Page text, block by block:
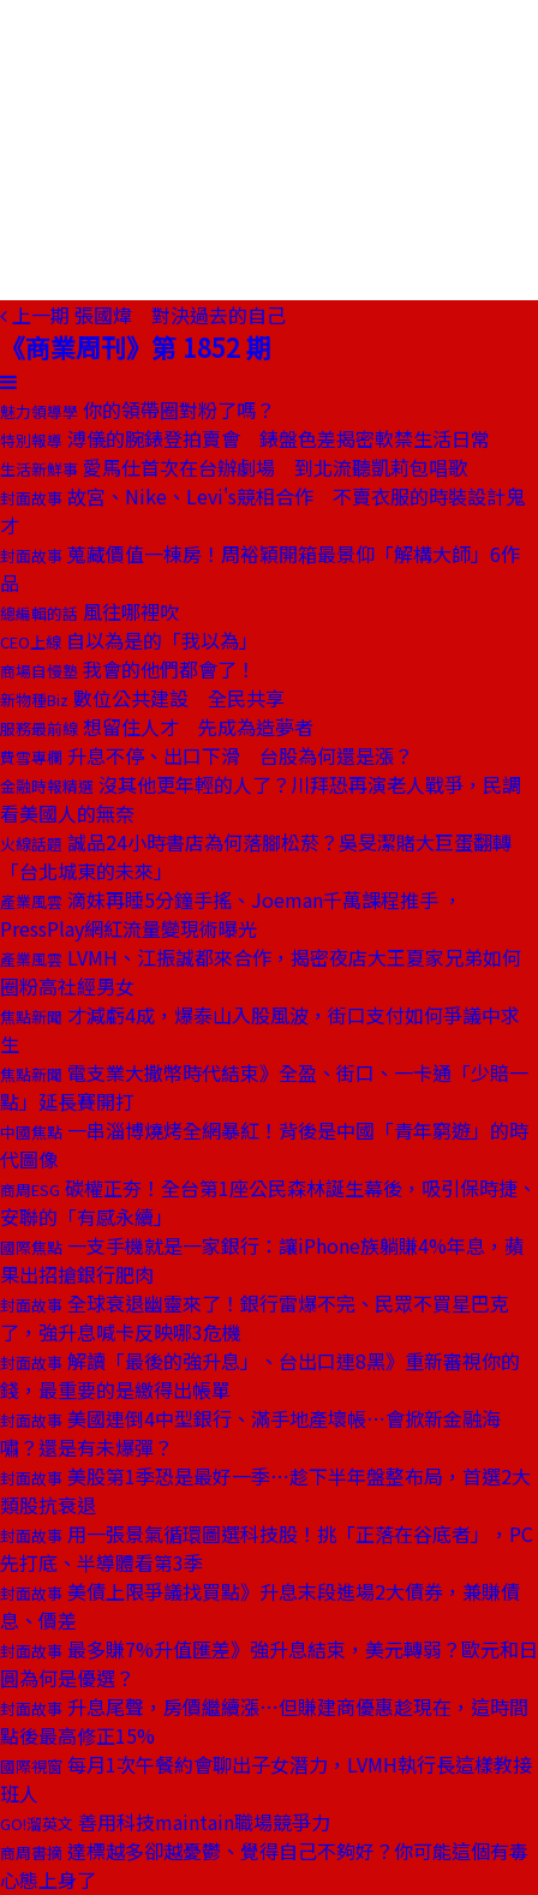
上一期 張國煒 對決過去的自己
《商業周刊》第 1852 期
魅力領導學 你的領帶圈對粉了嗎？
特別報導 溥儀的腕錶登拍賣會 錶盤色差揭密軟禁生活日常
生活新鮮事 愛馬仕首次在台辦劇場 到北流聽凱莉包唱歌
封面故事 故宮、Nike、Levi's競相合作 不賣衣服的時裝設計鬼
才
封面故事 蒐藏價值一棟房！周裕穎開箱最景仰「解構大師」6作
品
總編輯的話 風往哪裡吹
CEO上線 自以為是的「我以為」
商場自慢塾 我會的他們都會了！
新物種Biz 數位公共建設 全民共享
服務最前線 想留住人才 先成為造夢者
費雪專欄 升息不停、出口下滑 台股為何還是漲？
金融時報精選 沒其他更年輕的人了？川拜恐再演老人戰爭，民調
看美國人的無奈
火線話題 誠品24小時書店為何落腳松菸？吳旻潔賭大巨蛋翻轉
「台北城東的未來」
產業風雲 滴妹再睡5分鐘手搖、Joeman千萬課程推手 ，
PressPlay網紅流量變現術曝光
產業風雲 LVMH、江振誠都來合作，揭密夜店大王夏家兄弟如何
圈粉高社經男女
焦點新聞 才減虧4成，爆泰山入股風波，街口支付如何爭議中求
生
焦點新聞 電支業大撒幣時代結束》全盈、街口、一卡通「少賠一
點」延長賽開打
中國焦點 一串淄博燒烤全網暴紅！背後是中國「青年窮遊」的時
代圖像
商周ESG 碳權正夯！全台第1座公民森林誕生幕後，吸引保時捷、
安聯的「有感永續」
國際焦點 一支手機就是一家銀行：讓iPhone族躺賺4%年息，蘋
果出招搶銀行肥肉
封面故事 全球衰退幽靈來了！銀行雷爆不完、民眾不買星巴克
了，強升息喊卡反映哪3危機
封面故事 解讀「最後的強升息」、台出口連8黑》重新審視你的
錢，最重要的是繳得出帳單
封面故事 美國連倒4中型銀行、滿手地產壞帳⋯會掀新金融海
嘯？還是有未爆彈？
封面故事 美股第1季恐是最好一季⋯趁下半年盤整布局，首選2大
類股抗衰退
封面故事 用一張景氣循環圖選科技股！挑「正落在谷底者」，PC
先打底、半導體看第3季
封面故事 美債上限爭議找買點》升息末段進場2大債券，兼賺債
息、價差
封面故事 最多賺7%升值匯差》強升息結束，美元轉弱？歐元和日
圓為何是優選？
封面故事 升息尾聲，房價繼續漲⋯但賺建商優惠趁現在，這時間
點後最高修正15%
國際視窗 每月1次午餐約會聊出子女潛力，LVMH執行長這樣教接
班人
GO!溜英文 善用科技maintain職場競爭力
商周書摘 達標越多卻越憂鬱、覺得自己不夠好？你可能這個有毒
心態上身了